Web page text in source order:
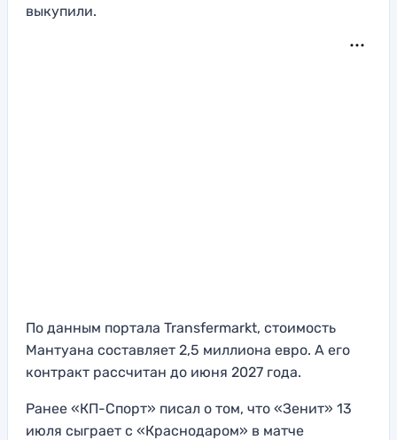
выкупили.
По данным портала Transfermarkt, стоимость
Мантуана составляет 2,5 миллиона евро. А его
контракт рассчитан до июня 2027 года.
Ранее «КП-Спорт» писал о том, что «Зенит» 13
июля сыграет с «Краснодаром» в матче